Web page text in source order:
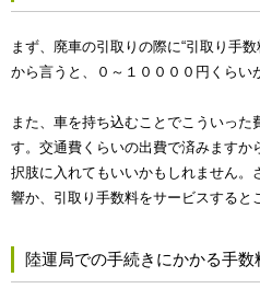
まず、廃車の引取りの際に“引取り手
から言うと、０～１００００円くらい
また、車を持ち込むことでこういった
す。交通費くらいの出費で済みますか
択肢に入れてもいいかもしれません。
響か、引取り手数料をサービスすると
陸運局での手続きにかかる手数